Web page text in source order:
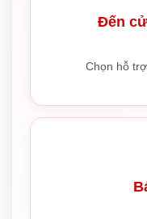
Đến
Chọn hỗ